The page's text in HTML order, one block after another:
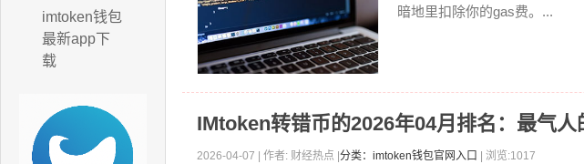
imtoken钱包
最新app下
载
暗地里扣除你的gas费。...
IMtoken转错币的2026年04月排名：最气人
2026-04-07 | 作者: 财经热点 | 分类：imtoken钱包官网入口 | 浏览:1017